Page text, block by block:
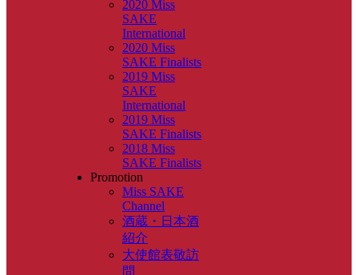
2020 Miss
SAKE
International
2020 Miss
SAKE Finalists
2019 Miss
SAKE
International
2019 Miss
SAKE Finalists
2018 Miss
SAKE Finalists
Promotion
Miss SAKE
Channel
酒蔵・日本酒
紹介
大使館表敬訪
問